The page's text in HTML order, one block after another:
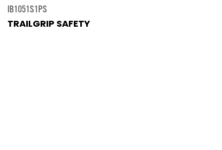
IB1051S1PS
TRAILGRIP SAFETY